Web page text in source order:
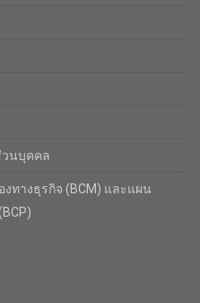
วนบุคคล
ทางธุรกิจ (BCM) และแผน